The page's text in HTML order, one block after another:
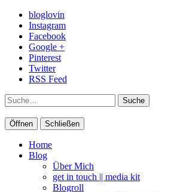
bloglovin
Instagram
Facebook
Google +
Pinterest
Twitter
RSS Feed
Suche
Öffnen Schließen
Home
Blog
Über Mich
get in touch || media kit
Blogroll